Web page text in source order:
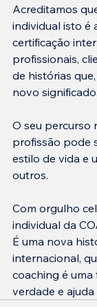
Acreditamos
individual isto é
certificação
profissionais,
de histórias
novo significado.
O seu percurso
profissão pode
estilo de vida e
outros.
Com orgulho
individual da
É uma nova
internacional,
coaching é uma
verdade e